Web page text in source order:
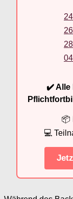
✔️ Alle
📦
💻